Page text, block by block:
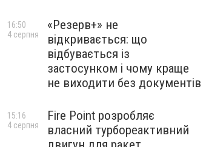
«Резерв+» не
відкривається: що
відбувається із
застосунком і чому краще
не виходити без документів
16:50
4 серпня
Fire Point розробляє
власний турбореактивний
15:16
4 серпня